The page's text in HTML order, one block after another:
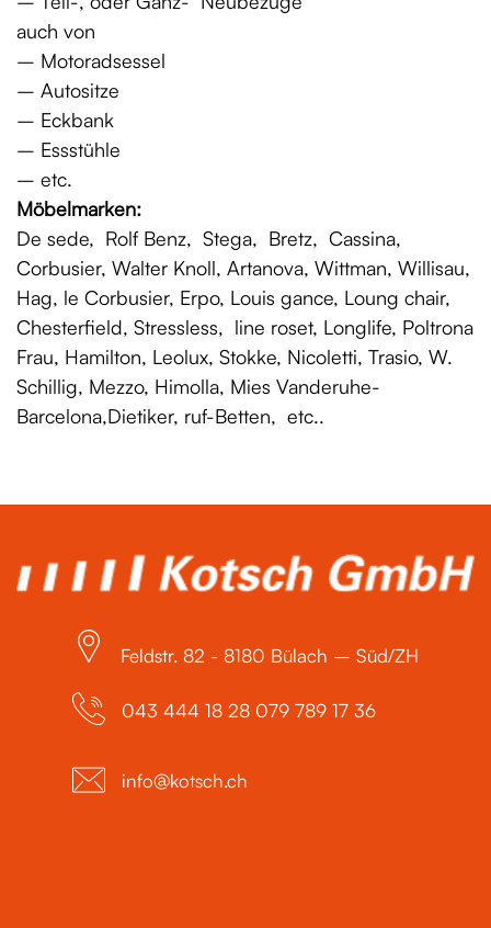
auch von
– Motoradsessel
– Autositze
– Eckbank
– Essstühle
– etc.
Möbelmarken:
De sede, Rolf Benz, Stega, Bretz, Cassina,
Corbusier, Walter Knoll, Artanova, Wittman, Willisau,
Hag, le Corbusier, Erpo, Louis gance, Loung chair,
Chesterfield, Stressless, line roset, Longlife, Poltrona
Frau, Hamilton, Leolux, Stokke, Nicoletti, Trasio, W.
Schillig, Mezzo, Himolla, Mies Vanderuhe-
Barcelona,Dietiker, ruf-Betten, etc..
Feldstr. 82 - 8180 Bülach – Süd/ZH
043 444 18 28 079 789 17 36
info@kotsch.ch